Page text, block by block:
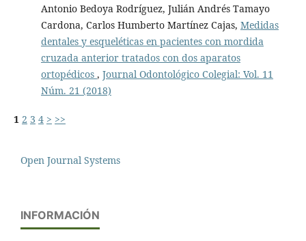
Antonio Bedoya Rodrí­guez, Julián Andrés Tamayo
Cardona, Carlos Humberto Martí­nez Cajas, Medidas
dentales y esqueléticas en pacientes con mordida
cruzada anterior tratados con dos aparatos
ortopédicos , Journal Odontológico Colegial: Vol. 11
Núm. 21 (2018)
1 2 3 4 > >>
Open Journal Systems
INFORMACIÓN